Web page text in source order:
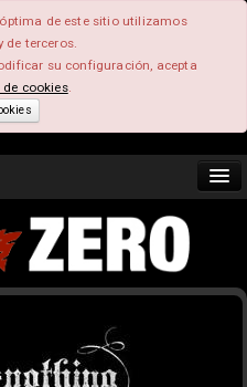
de este sitio utilizamos
de terceros.
su configuración, acepta
cookies.